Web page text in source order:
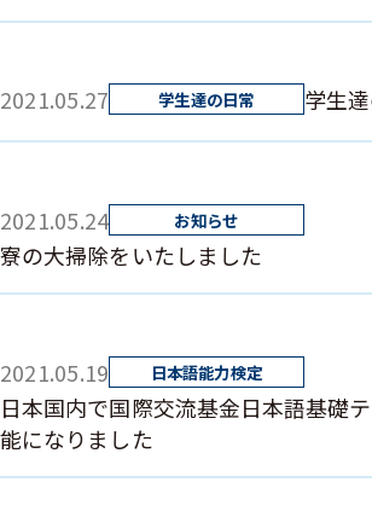
2021.05.27 学生
2021.05.24
寮の大掃除をいたしました
2021.05.19
日本国内で国際交流基金日本語基礎
能になりました